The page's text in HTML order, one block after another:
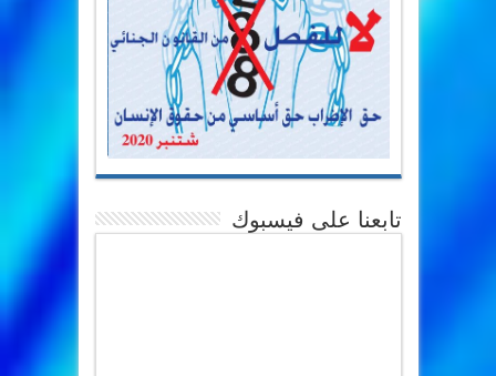
تابعنا على فيسبوك